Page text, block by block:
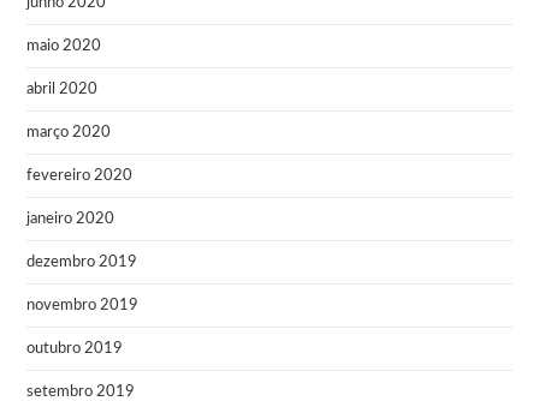
maio 2020
abril 2020
março 2020
fevereiro 2020
janeiro 2020
dezembro 2019
novembro 2019
outubro 2019
setembro 2019